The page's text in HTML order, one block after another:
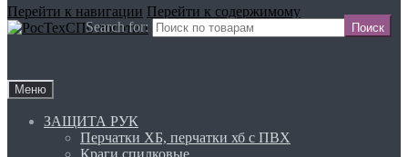
Search for:
Перейти к навигации Перейти к содержимому
Меню
ЗАЩИТА РУК
Перчатки ХБ, перчатки хб с ПВХ
Краги спилковые